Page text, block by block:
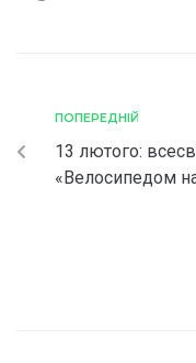
ПОПЕРЕДНІЙ
13 лютого:
«Велосипедом